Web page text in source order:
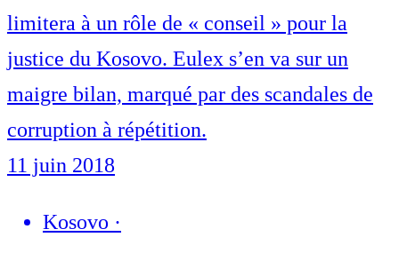
limitera à un rôle de « conseil » pour la
justice du Kosovo. Eulex s’en va sur un
maigre bilan, marqué par des scandales de
corruption à répétition.
11 juin 2018
Kosovo ·